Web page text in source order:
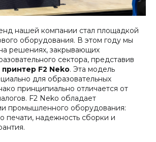
нашей компании стал площадкой
оборудования. В этом году мы
решениях, закрывающих
сектора, представив
принтер F2 Neko. Эта модель
для образовательных
принципиально отличается от
F2 Neko обладает
промышленного оборудования:
печати, надежность сборки и